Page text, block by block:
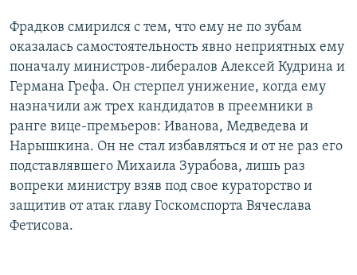
Фрадков смирился с тем, что ему не по зубам
оказалась самостоятельность явно неприятных ему
поначалу министров-либералов Алексей Кудрина и
Германа Грефа. Он стерпел унижение, когда ему
назначили аж трех кандидатов в преемники в
ранге вице-премьеров: Иванова, Медведева и
Нарышкина. Он не стал избавляться и от не раз его
подставлявшего Михаила Зурабова, лишь раз
вопреки министру взяв под свое кураторство и
защитив от атак главу Госкомспорта Вячеслава
Фетисова.